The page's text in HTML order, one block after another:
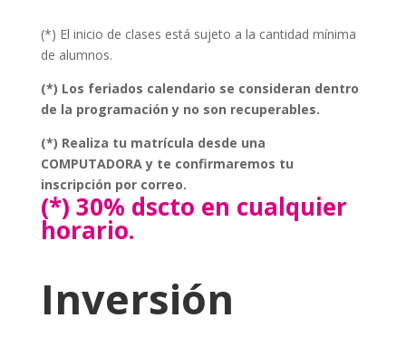
(*) El inicio de clases está sujeto a la cantidad mínima
de alumnos.
(*) Los feriados calendario se consideran dentro
de la programación y no son recuperables.
(*) Realiza tu matrícula desde una
COMPUTADORA y te confirmaremos tu
inscripción por correo.
(*) 30% dscto en cualquier
horario.
Inversión